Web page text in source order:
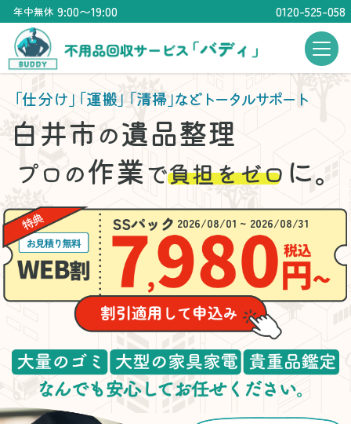
年中無休 9:00〜19:00 0120-525-058
「仕分け」「運搬」「清掃」などトータルサポート
白井市の遺品整理
プロの作業で負担をゼロ に。
2026/08/01 ~ 2026/08/31